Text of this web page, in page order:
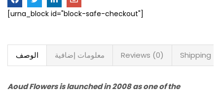
[urna_block id="block-safe-checkout"]
الوصف معلومات إضافية Reviews (0) Shipping
Aoud Flowers is launched in 2008 as one of the